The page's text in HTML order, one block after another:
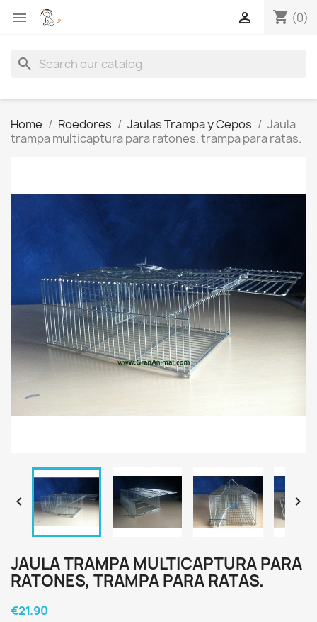
 shopping_cart (0)

search
Home Roedores Jaulas Trampa y Cepos
Jaula
trampa multicaptura para ratones, trampa para ratas.
 
JAULA TRAMPA MULTICAPTURA PARA
RATONES, TRAMPA PARA RATAS.
€21.90